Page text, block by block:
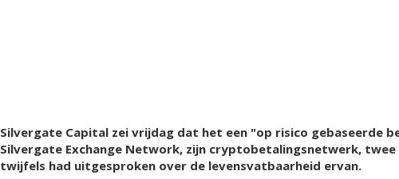
Silvergate Capital zei vrijdag dat het een "op risico gebaseerde
Silvergate Exchange Network, zijn cryptobetalingsnetwerk,
twijfels had uitgesproken over de levensvatbaarheid ervan.